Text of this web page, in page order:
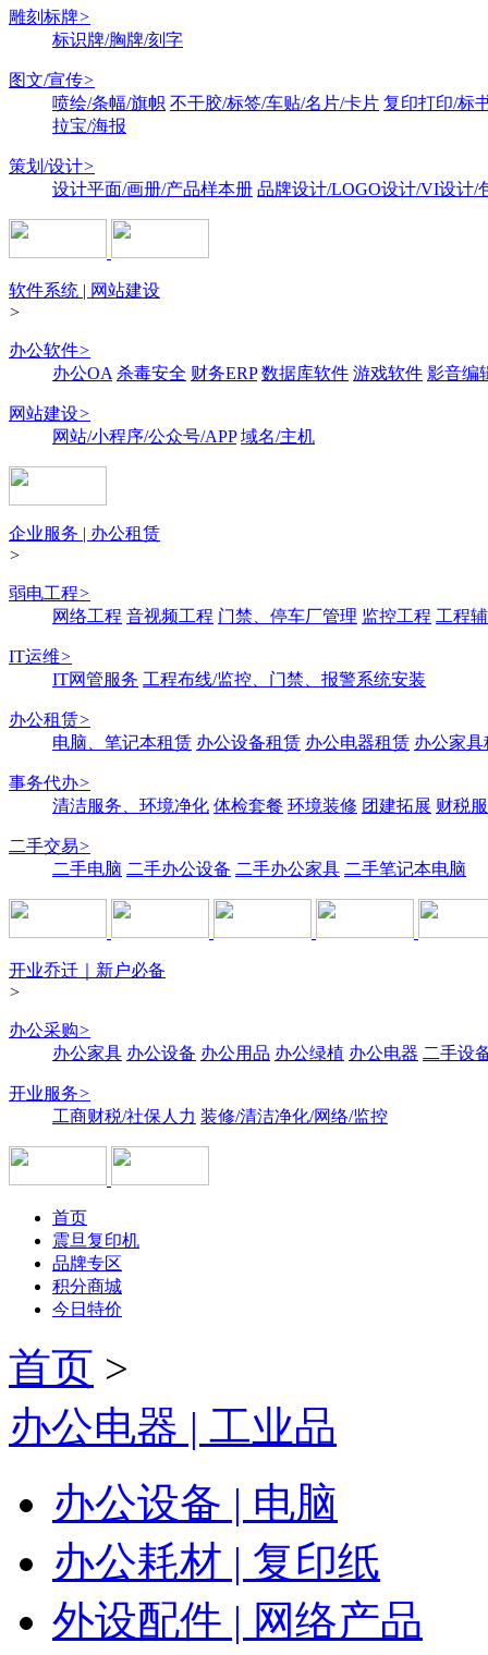
雕刻标牌>
标识牌/胸牌/刻字
图文/宣传>
喷绘/条幅/旗帜 不干胶/标签/车贴/名片/卡片 复印打印/标
拉宝/海报
策划/设计>
设计平面/画册/产品样本册 品牌设计/LOGO设计/VI设计/
软件系统 | 网站建设
>
办公软件>
办公OA 杀毒安全 财务ERP 数据库软件 游戏软件 影音编
网站建设>
网站/小程序/公众号/APP 域名/主机
企业服务 | 办公租赁
>
弱电工程>
网络工程 音视频工程 门禁、停车厂管理 监控工程 工程
IT运维>
IT网管服务 工程布线/监控、门禁、报警系统安装
办公租赁>
电脑、笔记本租赁 办公设备租赁 办公电器租赁 办公家具
事务代办>
清洁服务、环境净化 体检套餐 环境装修 团建拓展 财税
二手交易>
二手电脑 二手办公设备 二手办公家具 二手笔记本电脑
开业乔迁｜新户必备
>
办公采购>
办公家具 办公设备 办公用品 办公绿植 办公电器 二手设
开业服务>
工商财税/社保人力 装修/清洁净化/网络/监控
首页
震旦复印机
品牌专区
积分商城
今日特价
首页 >
办公电器 | 工业品
办公设备 | 电脑
办公耗材 | 复印纸
外设配件 | 网络产品